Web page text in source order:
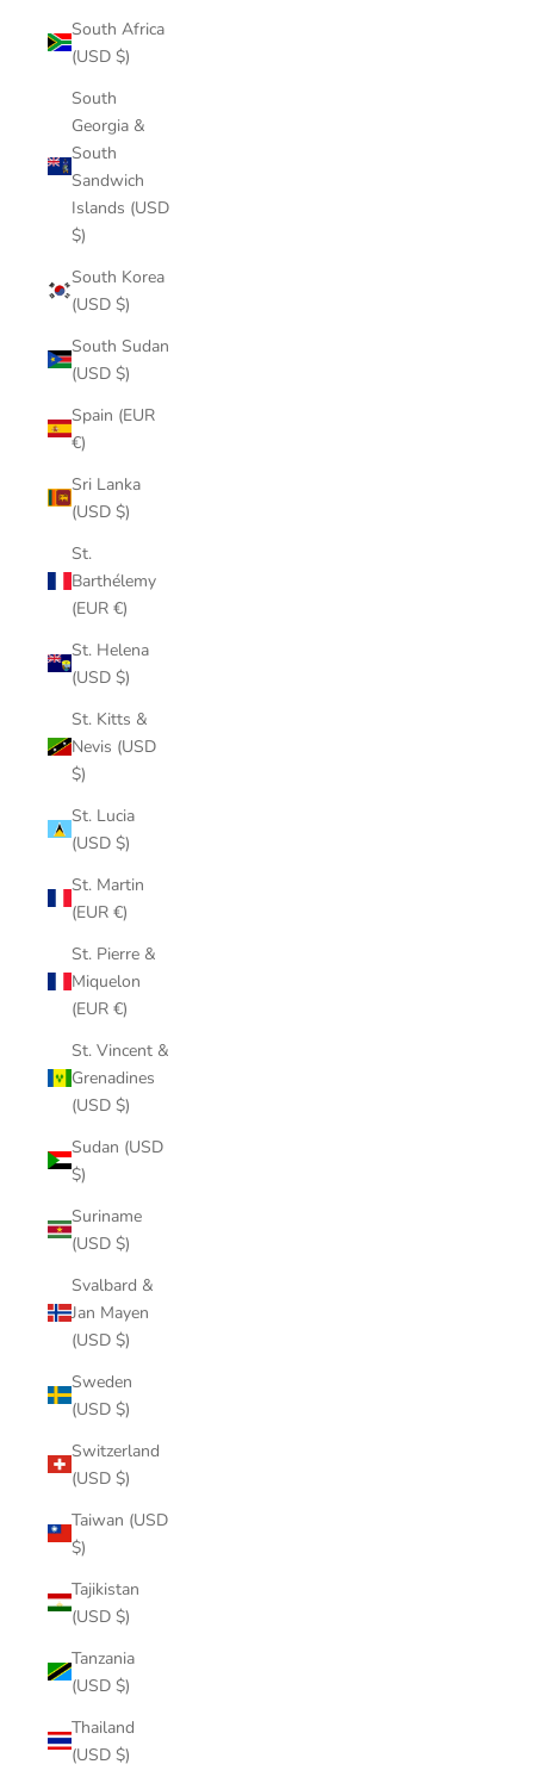
South Africa
(USD $)
South
Georgia &
South
Sandwich
Islands (USD
$)
South Korea
(USD $)
South Sudan
(USD $)
Spain (EUR
€)
Sri Lanka
(USD $)
St.
Barthélemy
(EUR €)
St. Helena
(USD $)
St. Kitts &
Nevis (USD
$)
St. Lucia
(USD $)
St. Martin
(EUR €)
St. Pierre &
Miquelon
(EUR €)
St. Vincent &
Grenadines
(USD $)
Sudan (USD
$)
Suriname
(USD $)
Svalbard &
Jan Mayen
(USD $)
Sweden
(USD $)
Switzerland
(USD $)
Taiwan (USD
$)
Tajikistan
(USD $)
Tanzania
(USD $)
Thailand
(USD $)